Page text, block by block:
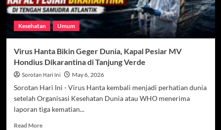
Kesehatan Umum
Virus Hanta Bikin Geger Dunia, Kapal Pesiar MV
Hondius Dikarantina di Tanjung Verde
Sorotan Hari Ini May 6, 2026
Sorotan Hari Ini - Virus Hanta kembali menjadi perhatian dunia
setelah Organisasi Kesehatan Dunia atau WHO menerima
laporan tiga kematian...
Read MoreRead